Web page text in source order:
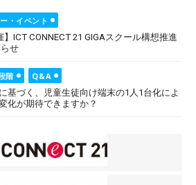
・イベント
】ICT CONNECT 21 GIGAスクール構想推進
せ
階
Q&A
基づく、児童生徒向け端末の1人1台化によ
化が期待できますか？